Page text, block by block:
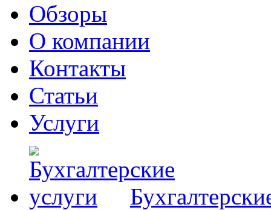
Обзоры
О компании
Контакты
Статьи
Услуги